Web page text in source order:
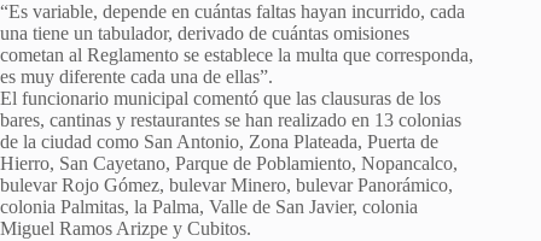
“Es variable, depende en cuántas faltas hayan incurrido, cada
una tiene un tabulador, derivado de cuántas omisiones
cometan al Reglamento se establece la multa que corresponda,
es muy diferente cada una de ellas”.
El funcionario municipal comentó que las clausuras de los
bares, cantinas y restaurantes se han realizado en 13 colonias
de la ciudad como San Antonio, Zona Plateada, Puerta de
Hierro, San Cayetano, Parque de Poblamiento, Nopancalco,
bulevar Rojo Gómez, bulevar Minero, bulevar Panorámico,
colonia Palmitas, la Palma, Valle de San Javier, colonia
Miguel Ramos Arizpe y Cubitos.